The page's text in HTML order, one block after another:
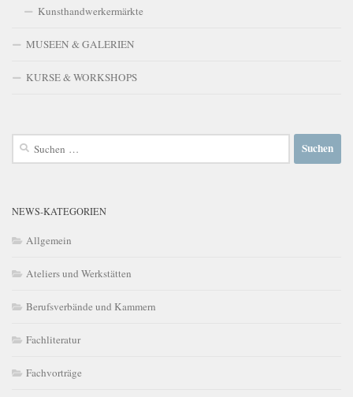
Kunsthandwerkermärkte
MUSEEN & GALERIEN
KURSE & WORKSHOPS
Suchen
NEWS-KATEGORIEN
Allgemein
Ateliers und Werkstätten
Berufsverbände und Kammern
Fachliteratur
Fachvorträge